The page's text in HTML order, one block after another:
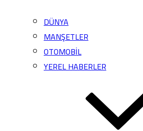
DÜNYA
MANŞETLER
OTOMOBİL
YEREL HABERLER